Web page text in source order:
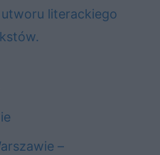
literackiego
–